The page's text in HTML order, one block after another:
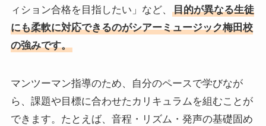
ィション合格を目指したい」など、
目的が異なる生徒
にも柔軟に対応できるのがシアーミュージック梅田校
の強みです。
マンツーマン指導のため、自分のペースで学びなが
ら、課題や目標に合わせたカリキュラムを組むことが
できます。たとえば、音程・リズム・発声の基礎固め